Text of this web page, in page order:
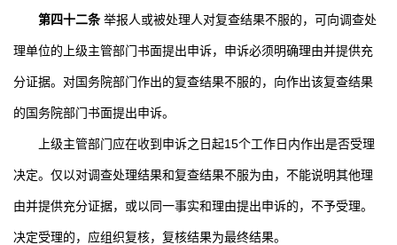
第四十二条 举报人或被处理人对复查结果不服的，可向调查处
理单位的上级主管部门书面提出申诉，申诉必须明确理由并提供充
分证据。对国务院部门作出的复查结果不服的，向作出该复查结果
的国务院部门书面提出申诉。
上级主管部门应在收到申诉之日起15个工作日内作出是否受理
决定。仅以对调查处理结果和复查结果不服为由，不能说明其他理
由并提供充分证据，或以同一事实和理由提出申诉的，不予受理。
决定受理的，应组织复核，复核结果为最终结果。